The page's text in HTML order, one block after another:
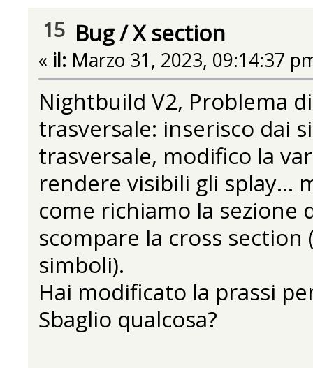
15 Bug/X section
« il: Marzo 31, 2023, 09:14:37
Nightbuild V2, Problema
trasversale: inserisco dai
trasversale, modifico la
rendere visibili gli splay...
come richiamo la sezione
scompare la cross
simboli).
Hai modificato la prassi
Sbaglio qualcosa?